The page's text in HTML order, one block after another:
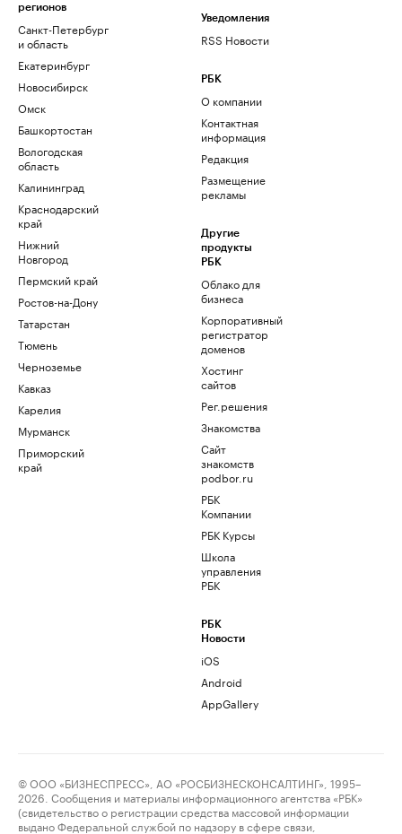
регионов
Санкт-Петербург
и область
Екатеринбург
Новосибирск
Омск
Башкортостан
Вологодская
область
Калининград
Краснодарский
край
Нижний
Новгород
Пермский край
Ростов-на-Дону
Татарстан
Тюмень
Черноземье
Кавказ
Карелия
Мурманск
Приморский
край
Уведомления
RSS Новости
РБК
О компании
Контактная
информация
Редакция
Размещение
рекламы
Другие
продукты
РБК
Облако для
бизнеса
Корпоративный
регистратор
доменов
Хостинг
сайтов
Рег.решения
Знакомства
Сайт
знакомств
podbor.ru
РБК
Компании
РБК Курсы
Школа
управления
РБК
РБК
Новости
iOS
Android
AppGallery
© ООО «БИЗНЕСПРЕСС», АО «РОСБИЗНЕСКОНСАЛТИНГ», 1995–
2026. Сообщения и материалы информационного агентства «РБК»
(свидетельство о регистрации средства массовой информации
выдано Федеральной службой по надзору в сфере связи,